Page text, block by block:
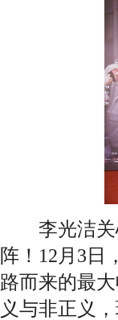
李光洁关
阵！12月3日
路而来的最
义与非正义